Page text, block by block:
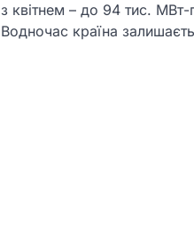
з квітнем – до 94 тис. МВт-
Водночас країна